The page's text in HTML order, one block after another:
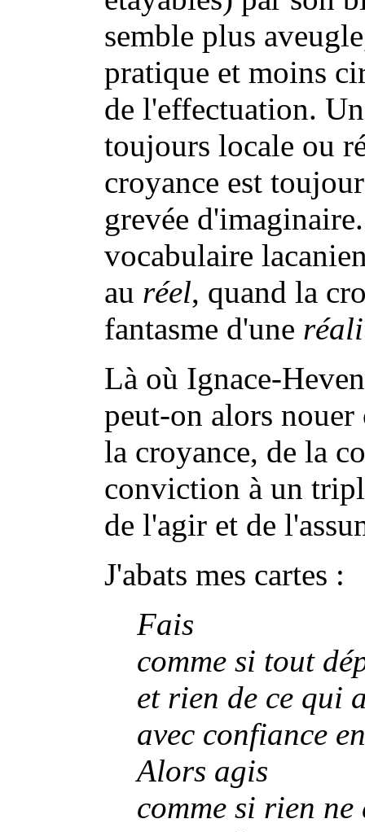
semble plus
pratique et moins
de l'effectuation.
toujours locale ou
croyance est
grevée
vocabulaire
au réel, quand la
fantasme d'une
Là où Ignace-
peut-on alors
la croyance, de la
conviction à un
de l'agir et de
J'abats mes cartes :
Fais
comme si tout
et rien de ce qui
avec confiance
Alors agis
comme si rien